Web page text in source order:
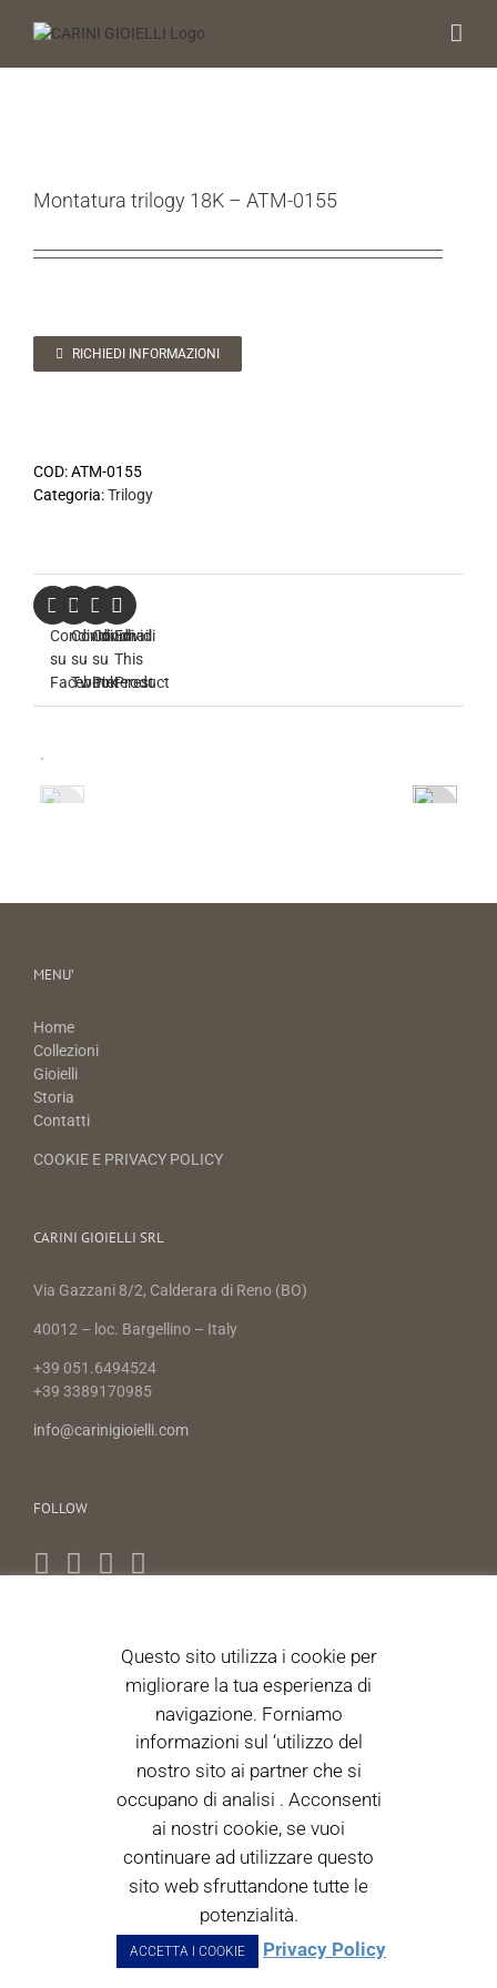
Montatura trilogy 18K – ATM-0155
RICHIEDI INFORMAZIONI
COD:ATM-0155
Categoria:Trilogy
Condividi
su
Facebook
Condividi
su
Twitter
Condividi
su
Pinterest
Email
This
Product
MENU’
Home
Collezioni
Gioielli
Storia
Contatti
COOKIE E PRIVACY POLICY
CARINI GIOIELLI SRL
Via Gazzani 8/2, Calderara di Reno (BO)
40012 – loc. Bargellino – Italy
+39 051.6494524
+39 3389170985
info@carinigioielli.com
FOLLOW
Autorizzo il trattamento dei dati personali ai sensi dell'articolo
13 D.Lgs. 196/2003. 196/2003. (Informativa)
Acceto i termini di utilizzo
Questo sito utilizza i cookie per
migliorare la tua esperienza di
navigazione. Forniamo
informazioni sul ‘utilizzo del
nostro sito ai partner che si
occupano di analisi . Acconsenti
ai nostri cookie, se vuoi
continuare ad utilizzare questo
sito web sfruttandone tutte le
potenzialità.
ACCETTA I COOKIE Privacy Policy